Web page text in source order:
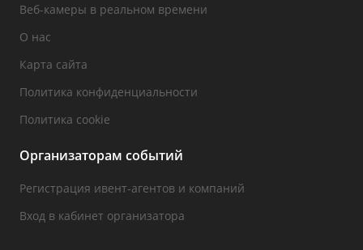
Веб-камеры в реальном времени
О нас
Карта сайта
Политика конфиденциальности
Политика cookie
Организаторам событий
Регистрация ивент-агентов и компаний
Вход в кабинет организатора